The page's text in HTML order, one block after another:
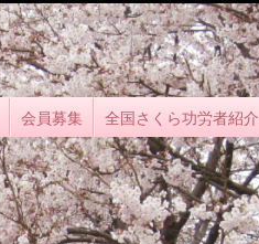
会員募集 全国さくら功労者紹介